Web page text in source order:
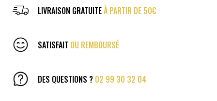
LIVRAISON GRATUITEÀ PARTIR DE 50€
SATISFAIT OU REMBOURSÉ
DES QUESTIONS ? 02 99 30 32 04